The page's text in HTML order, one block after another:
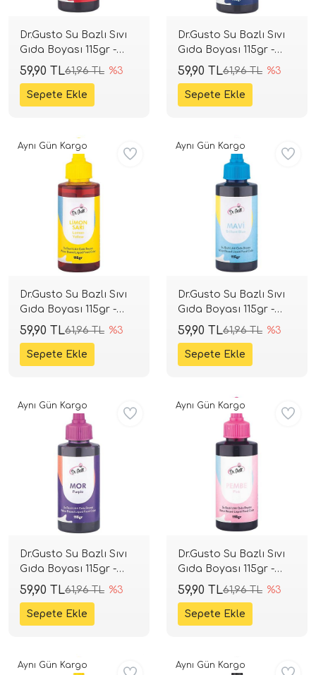
Dr.Gusto Su Bazlı Sıvı
Gıda Boyası 115gr -
Kırmızı
61,96 TL %3
59,90 TL
Dr.Gusto Su Bazlı Sıvı
Gıda Boyası 115gr -
Lacivert
61,96 TL %3
59,90 TL
Dr.Gusto Su Bazlı Sıvı
Gıda Boyası 115gr -
Limon Sarı
61,96 TL %3
59,90 TL
Aynı Gün Kargo
Dr.Gusto Su Bazlı Sıvı
Gıda Boyası 115gr -
Mavi
61,96 TL %3
59,90 TL
Aynı Gün Kargo
Dr.Gusto Su Bazlı Sıvı
Gıda Boyası 115gr -
Mor
61,96 TL %3
59,90 TL
Aynı Gün Kargo
Dr.Gusto Su Bazlı Sıvı
Gıda Boyası 115gr -
Pembe
61,96 TL %3
59,90 TL
Aynı Gün Kargo
Aynı Gün Kargo Aynı Gün Kargo